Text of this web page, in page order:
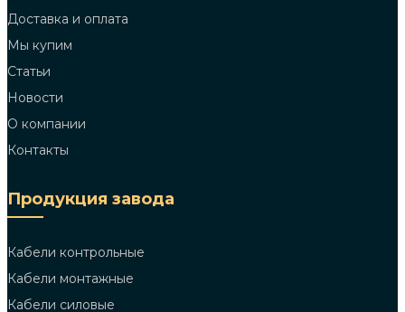
Доставка и оплата
Мы купим
Статьи
Новости
О компании
Контакты
Продукция завода
Кабели контрольные
Кабели монтажные
Кабели силовые